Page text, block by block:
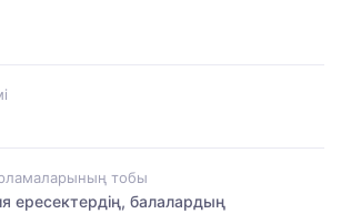
тобы
ересектердің, балалардың